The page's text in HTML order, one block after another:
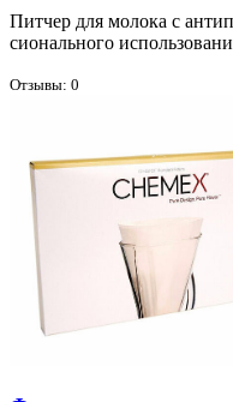
Пит­чер для мо­ло­ка с
сио­наль­но­го
Отзывы: 0